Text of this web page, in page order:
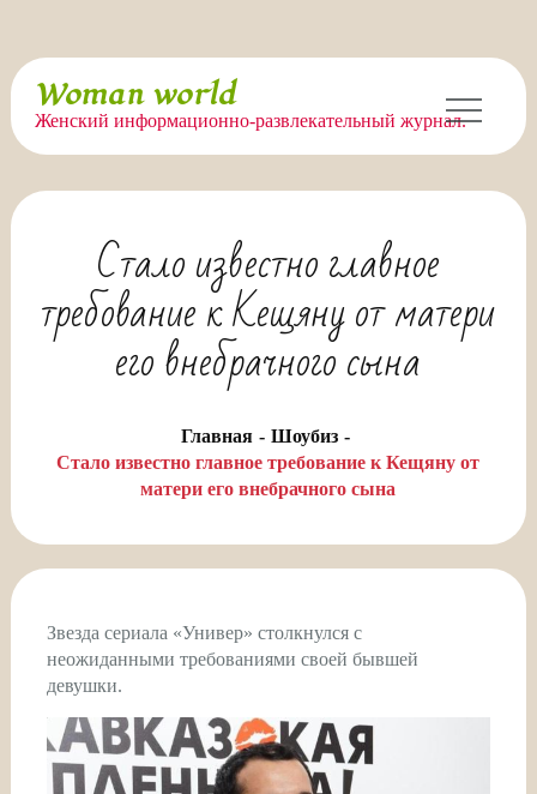
Перейти
содержимому
Woman world
Женский информационно-развлекательный журнал.
Стало известно главное
требование к Кещяну от матери
его внебрачного сына
Главная
Шоубиз
Стало известно главное требование к Кещяну от
матери его внебрачного сына
Звезда сериала «Универ» столкнулся с
неожиданными требованиями своей бывшей
девушки.